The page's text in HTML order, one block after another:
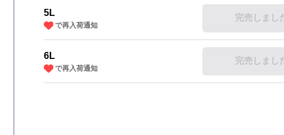
5L
で再入荷通知
完売しまし
6L
で再入荷通知
完売しまし